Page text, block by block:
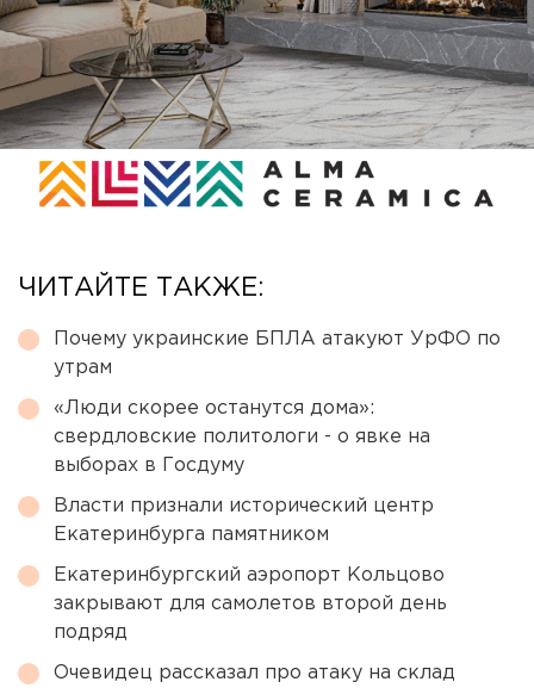
ЧИТАЙТЕ ТАКЖЕ:
Почему украинские БПЛА атакуют УрФО по
утрам
«Люди скорее останутся дома»:
свердловские политологи - о явке на
выборах в Госдуму
Власти признали исторический центр
Екатеринбурга памятником
Екатеринбургский аэропорт Кольцово
закрывают для самолетов второй день
подряд
Очевидец рассказал про атаку на склад